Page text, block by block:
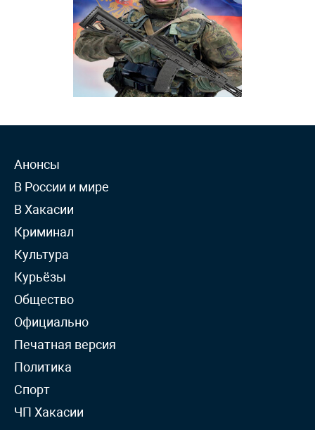
Анонсы
В России и мире
В Хакасии
Криминал
Культура
Курьёзы
Общество
Официально
Печатная версия
Политика
Спорт
ЧП Хакасии